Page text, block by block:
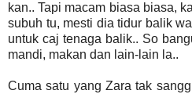
kan.. Tapi macam biasa biasa,
subuh tu, mesti dia tidur balik
untuk caj tenaga balik.. So
mandi, makan dan lain-lain la..
Cuma satu yang Zara tak